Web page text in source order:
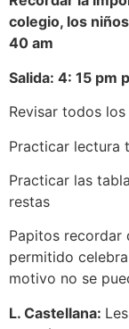
colegio, los
40 am
Salida: 4: 15 pm
Revisar todos
Practicar lectura
Practicar las
restas
Papitos recordar
permitido
motivo no se
L. Castellana: